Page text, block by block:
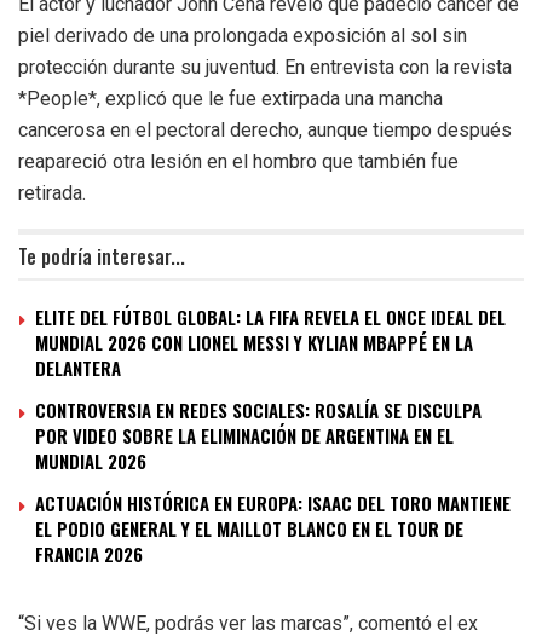
piel derivado de una prolongada exposición al sol sin
protección durante su juventud. En entrevista con la revista
*People*, explicó que le fue extirpada una mancha
cancerosa en el pectoral derecho, aunque tiempo después
reapareció otra lesión en el hombro que también fue
retirada.
Te podría interesar...
ELITE DEL FÚTBOL GLOBAL: LA FIFA REVELA EL ONCE IDEAL DEL
MUNDIAL 2026 CON LIONEL MESSI Y KYLIAN MBAPPÉ EN LA
DELANTERA
CONTROVERSIA EN REDES SOCIALES: ROSALÍA SE DISCULPA
POR VIDEO SOBRE LA ELIMINACIÓN DE ARGENTINA EN EL
MUNDIAL 2026
ACTUACIÓN HISTÓRICA EN EUROPA: ISAAC DEL TORO MANTIENE
EL PODIO GENERAL Y EL MAILLOT BLANCO EN EL TOUR DE
FRANCIA 2026
“Si ves la WWE, podrás ver las marcas”, comentó el ex